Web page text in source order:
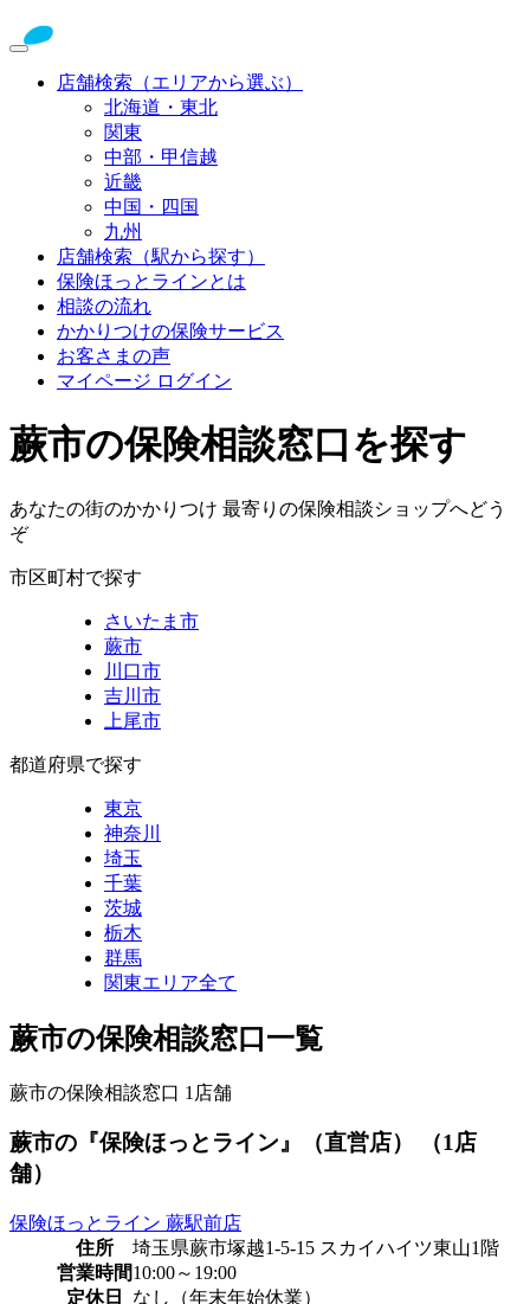
店舗検索（エリアから選ぶ）
北海道・東北
関東
中部・甲信越
近畿
中国・四国
九州
店舗検索（駅から探す）
保険ほっとラインとは
相談の流れ
かかりつけの保険サービス
お客さまの声
マイページ ログイン
蕨市の保険相談窓口を探す
あなたの街のかかりつけ 最寄りの保険相談ショップへどう
ぞ
市区町村で探す
さいたま市
蕨市
川口市
吉川市
上尾市
都道府県で探す
東京
神奈川
埼玉
千葉
茨城
栃木
群馬
関東エリア全て
蕨市の保険相談窓口一覧
蕨市の保険相談窓口 1 店舗
蕨市の『保険ほっとライン』（直営店） （1店
舗）
保険ほっとライン 蕨駅前店
住所
埼玉県蕨市塚越1-5-15 スカイハイツ東山1階
営業時間10:00～19:00
定休日
なし（年末年始休業）